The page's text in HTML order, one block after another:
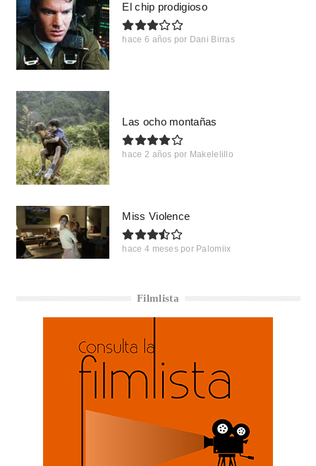
El chip prodigioso
hace 6 años por Dani Birras
Las ocho montañas
hace 2 años por Makelelillo
Miss Violence
hace 4 meses por Palomiix
Filmlista